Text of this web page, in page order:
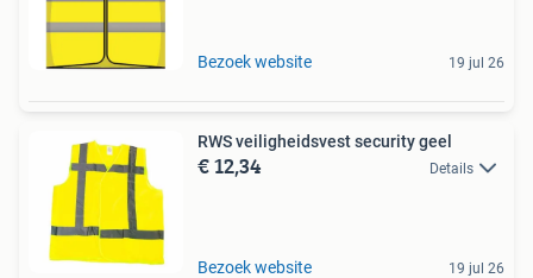
Bezoek website 19 jul 26
RWS veiligheidsvest security geel
€ 12,34 Details
Bezoek website 19 jul 26